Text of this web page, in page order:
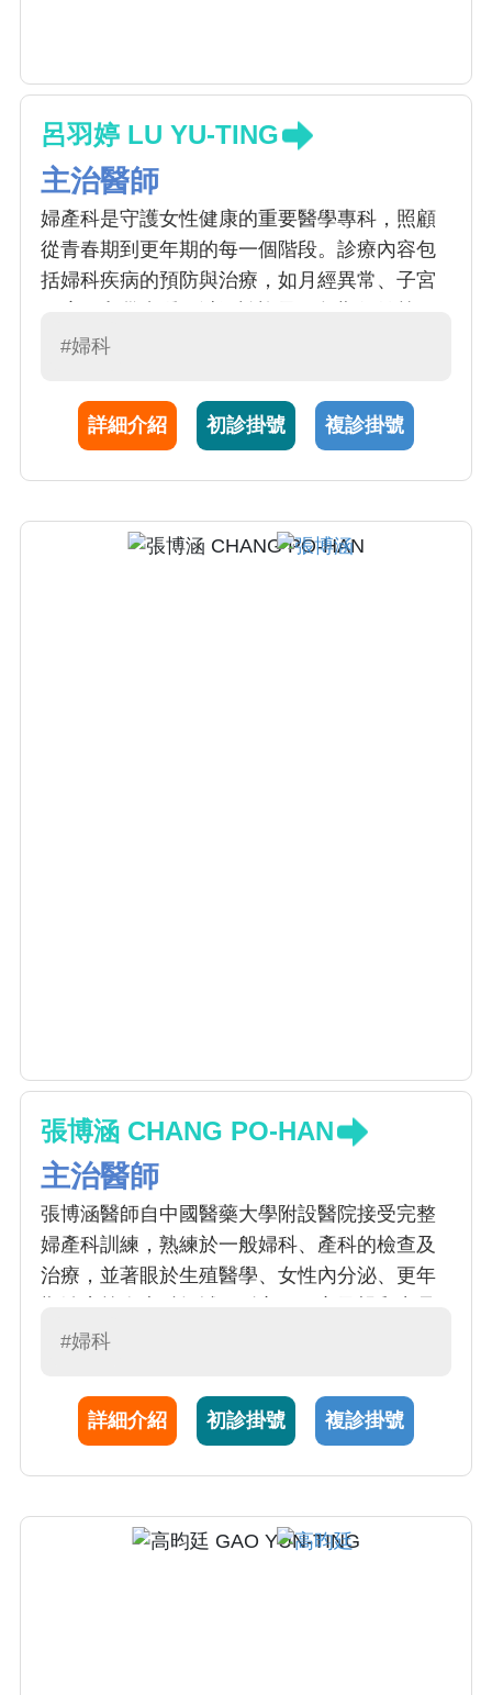
呂羽婷 LU YU-TING
主治醫師
婦產科是守護女性健康的重要醫學專科，照顧
從青春期到更年期的每一個階段。診療內容包
括婦科疾病的預防與治療，如月經異常、子宮
同時也涵蓋孕期產檢、分娩與產後照護。未
結合臨床經驗與新興技術，提供溫暖、專業且
全方位的醫療服務，陪伴女性安心度過人生的
#婦科
詳細介紹 初診掛號 複診掛號
張博涵 CHANG PO-HAN
主治醫師
張博涵醫師自中國醫藥大學附設醫院接受完整
婦產科訓練，熟練於一般婦科、產科的檢查及
治療，並著眼於生殖醫學、女性內分泌、更年
年輕一輩婦產科女醫師的特色，張醫師能針對
療患者的不適，提供全方位的醫療照護。
#婦科
詳細介紹 初診掛號 複診掛號